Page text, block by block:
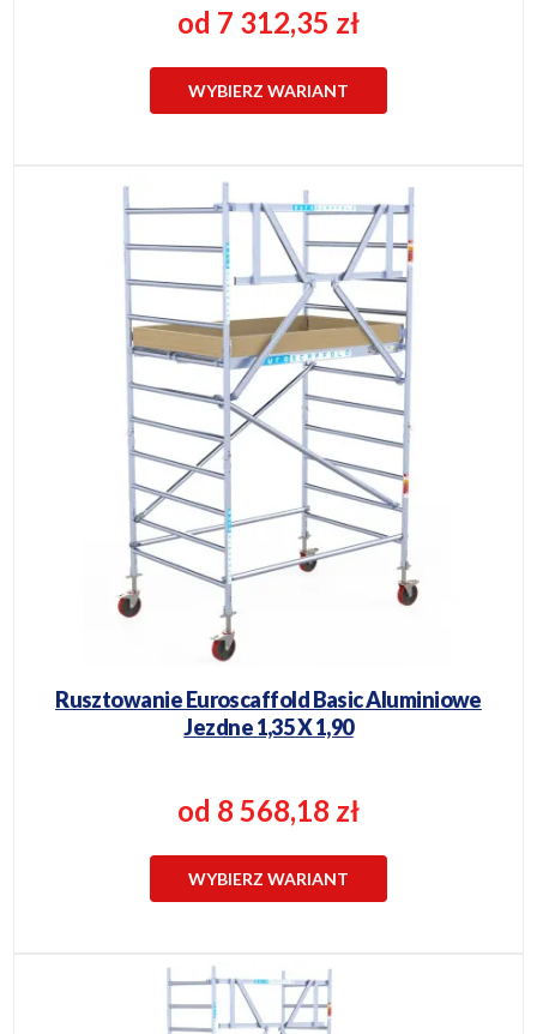
od 7 312,35 zł
WYBIERZ WARIANT
Rusztowanie Euroscaffold Basic Aluminiowe
Jezdne 1,35 X 1,90
od 8 568,18 zł
WYBIERZ WARIANT